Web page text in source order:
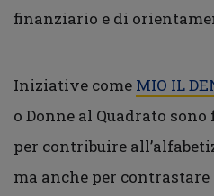
finanziario e di
Iniziative come MIO IL
o Donne al Quadrato
per contribuire
ma anche per